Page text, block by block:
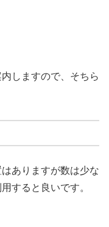
しますので、そちら
ありますが数は少な
すると良いです。